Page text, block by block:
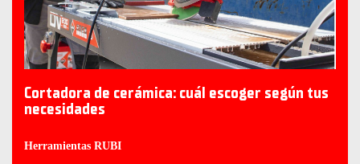
Cortadora de cerámica: cuál escoger según tus
necesidades
Herramientas RUBI